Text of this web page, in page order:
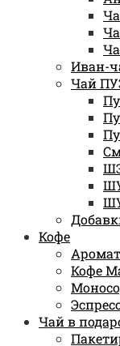
Иван-
Чай
Кофе
Кофе
Чай в